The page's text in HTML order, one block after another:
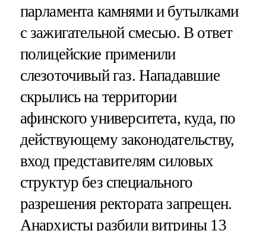
парламента камнями и бутылками
с зажигательной смесью. В ответ
полицейские применили
слезоточивый газ. Нападавшие
скрылись на территории
афинского университета, куда, по
действующему законодательству,
вход представителям силовых
структур без специального
разрешения ректората запрещен.
Анархисты разбили витрины 13